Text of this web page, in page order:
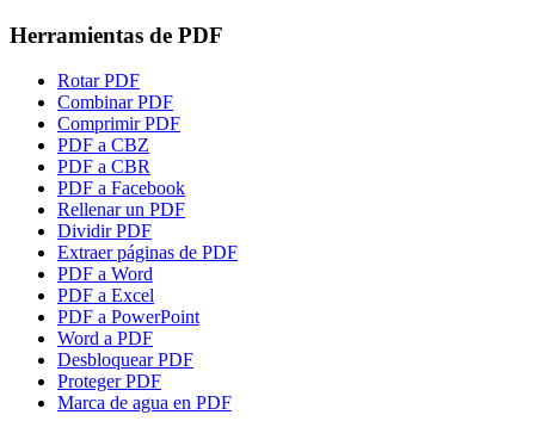
Herramientas de PDF
Rotar PDF
Combinar PDF
Comprimir PDF
PDF a CBZ
PDF a CBR
PDF a Facebook
Rellenar un PDF
Dividir PDF
Extraer páginas de PDF
PDF a Word
PDF a Excel
PDF a PowerPoint
Word a PDF
Desbloquear PDF
Proteger PDF
Marca de agua en PDF